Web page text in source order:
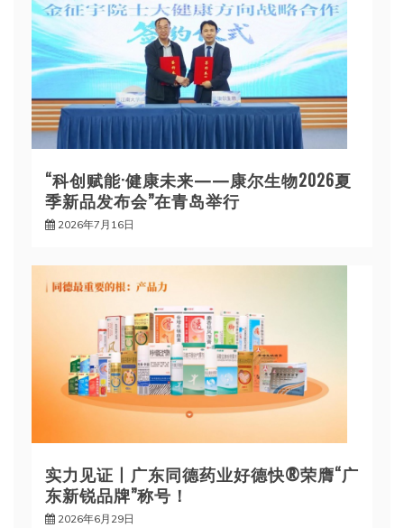
“科创赋能·健康未来——康尔生物2026夏
季新品发布会”在青岛举行
2026年7月16日
实力见证丨广东同德药业好德快®荣膺“广
东新锐品牌”称号！
2026年6月29日